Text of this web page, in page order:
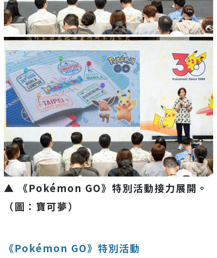
▲ 《Pokémon GO》特別活動接力展開。
（圖：寶可夢）
《Pokémon GO》特別活動